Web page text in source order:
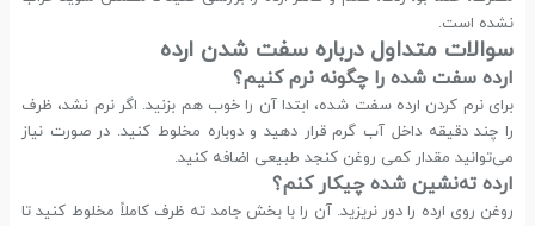
نشده است.
سوالات متداول درباره سفت شدن ارده
ارده سفت شده را چگونه نرم کنیم؟
برای نرم کردن ارده سفت شده، ابتدا آن را خوب هم بزنید. اگر نرم نشد، ظرف
را چند دقیقه داخل آب گرم قرار دهید و دوباره مخلوط کنید. در صورت نیاز
می‌توانید مقدار کمی روغن کنجد طبیعی اضافه کنید.
ارده ته‌نشین شده چیکار کنم؟
روغن روی ارده را دور نریزید. آن را با بخش جامد ته ظرف کاملاً مخلوط کنید تا